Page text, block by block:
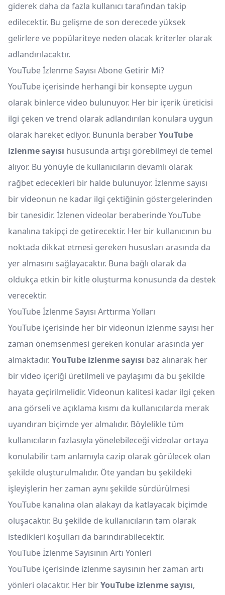
giderek daha da fazla kullanıcı tarafından takip
edilecektir. Bu gelişme de son derecede yüksek
gelirlere ve popülariteye neden olacak kriterler olarak
adlandırılacaktır.
YouTube İzlenme Sayısı Abone Getirir Mi?
YouTube içerisinde herhangi bir konsepte uygun
olarak binlerce video bulunuyor. Her bir içerik üreticisi
ilgi çeken ve trend olarak adlandırılan konulara uygun
olarak hareket ediyor. Bununla beraberYouTube
izlenme sayısı hususunda artışı görebilmeyi de temel
alıyor. Bu yönüyle de kullanıcıların devamlı olarak
rağbet edecekleri bir halde bulunuyor. İzlenme sayısı
bir videonun ne kadar ilgi çektiğinin göstergelerinden
bir tanesidir. İzlenen videolar beraberinde YouTube
kanalına takipçi de getirecektir. Her bir kullanıcının bu
noktada dikkat etmesi gereken hususları arasında da
yer almasını sağlayacaktır. Buna bağlı olarak da
oldukça etkin bir kitle oluşturma konusunda da destek
verecektir.
YouTube İzlenme Sayısı Arttırma Yolları
YouTube içerisinde her bir videonun izlenme sayısı her
zaman önemsenmesi gereken konular arasında yer
almaktadır. YouTube izlenme sayısı baz alınarak her
bir video içeriği üretilmeli ve paylaşımı da bu şekilde
hayata geçirilmelidir. Videonun kalitesi kadar ilgi çeken
ana görseli ve açıklama kısmı da kullanıcılarda merak
uyandıran biçimde yer almalıdır. Böylelikle tüm
kullanıcıların fazlasıyla yönelebileceği videolar ortaya
konulabilir tam anlamıyla cazip olarak görülecek olan
şekilde oluşturulmalıdır. Öte yandan bu şekildeki
işleyişlerin her zaman aynı şekilde sürdürülmesi
YouTube kanalına olan alakayı da katlayacak biçimde
oluşacaktır. Bu şekilde de kullanıcıların tam olarak
istedikleri koşulları da barındırabilecektir.
YouTube İzlenme Sayısının Artı Yönleri
YouTube içerisinde izlenme sayısının her zaman artı
yönleri olacaktır. Her birYouTube izlenme sayısı,